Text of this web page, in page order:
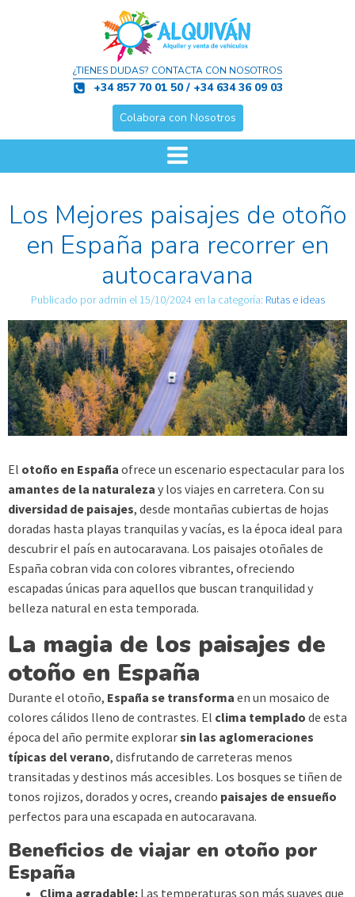
¿TIENES DUDAS? CONTACTA CON NOSOTROS
+34 857 70 01 50 / +34 634 36 09 03
Colabora con Nosotros
Los Mejores paisajes de otoño
en España para recorrer en
autocaravana
Publicado poradmin el 15/10/2024 en la categoría: Rutas e ideas
El otoño en España ofrece un escenario espectacular para los
amantes de la naturaleza y los viajes en carretera. Con su
diversidad de paisajes, desde montañas cubiertas de hojas
doradas hasta playas tranquilas y vacías, es la época ideal para
descubrir el país en autocaravana. Los paisajes otoñales de
España cobran vida con colores vibrantes, ofreciendo
escapadas únicas para aquellos que buscan tranquilidad y
belleza natural en esta temporada.
La magia de los paisajes de
otoño en España
Durante el otoño, España se transforma en un mosaico de
colores cálidos lleno de contrastes. El clima templado de esta
época del año permite explorarsin las aglomeraciones
típicas del verano, disfrutando de carreteras menos
transitadas y destinos más accesibles. Los bosques se tiñen de
tonos rojizos, dorados y ocres, creando paisajes de ensueño
perfectos para una escapada en autocaravana.
Beneficios de viajar en otoño por
España
Clima agradable: Las temperaturas son más suaves que